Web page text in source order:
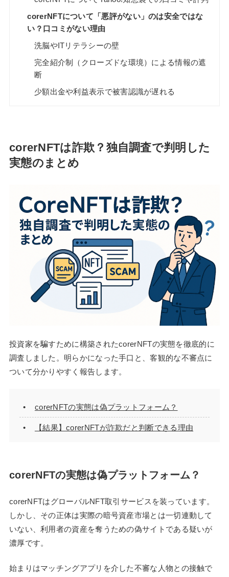
corerNFTについて「悪評がない」のは安全ではな
い？口コミがない理由
洗脳やITリテラシーの壁
完全紹介制（クローズドな環境）による情報の遮
断
少額出金や利益表示で被害認識が遅れる
corerNFTは詐欺？独自調査で判明した
実態のまとめ
投資家を騙すために構築されたcorerNFTの実態を徹底的に
調査しました。明らかになった手口と、客観的な不審点に
ついて分かりやすく報告します。
corerNFTの実態は偽プラットフォーム？
【結果】corerNFTが詐欺だと判断できる理由
corerNFTの実態は偽プラットフォーム？
corerNFTはグローバルNFT取引サービスを装っています。
しかし、その正体は実際の暗号資産市場とは一切連動して
いない、利用者の資産を奪うための偽サイトである疑いが
濃厚です。
始まりはマッチングアプリを介した不審な人物との接触で